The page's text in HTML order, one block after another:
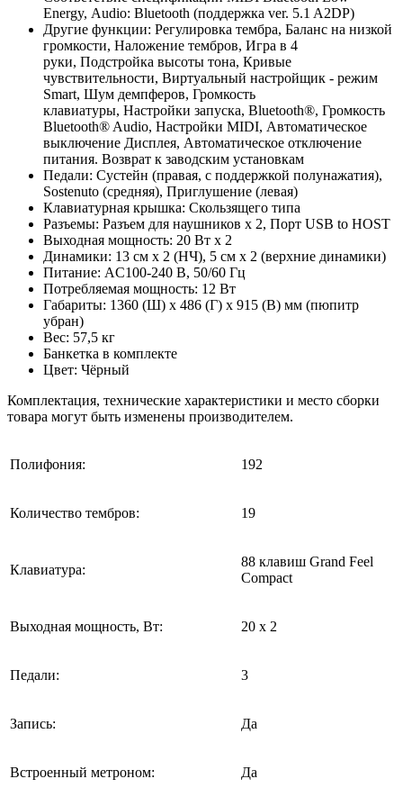
Energy, Audio: Bluetooth (поддержка ver. 5.1 A2DP)
Другие функции: Регулировка тембра, Баланс на низкой
громкости, Наложение тембров, Игра в 4
руки, Подстройка высоты тона, Кривые
чувствительности, Виртуальный настройщик - режим
Smart, Шум демпферов, Громкость
клавиатуры, Настройки запуска, Bluetooth®, Громкость
Bluetooth® Audio, Настройки MIDI, Автоматическое
выключение Дисплея, Автоматическое отключение
питания. Возврат к заводским установкам
Педали: Сустейн (правая, с поддержкой полунажатия),
Sostenuto (средняя), Приглушение (левая)
Клавиатурная крышка: Скользящего типа
Разъемы: Разъем для наушников х 2, Порт USB to HOST
Выходная мощность: 20 Вт х 2
Динамики: 13 см х 2 (НЧ), 5 см х 2 (верхние динамики)
Питание: AC100-240 В, 50/60 Гц
Потребляемая мощность: 12 Вт
Габариты: 1360 (Ш) х 486 (Г) х 915 (В) мм (пюпитр
убран)
Вес: 57,5 кг
Банкетка в комплекте
Цвет: Чёрный
Комплектация, технические характеристики и место сборки
товара могут быть изменены производителем.
Полифония: 192
Количество тембров: 19
Клавиатура:
88 клавиш Grand Feel
Compact
Выходная мощность, Вт: 20 х 2
Педали: 3
Запись: Да
Встроенный метроном: Да